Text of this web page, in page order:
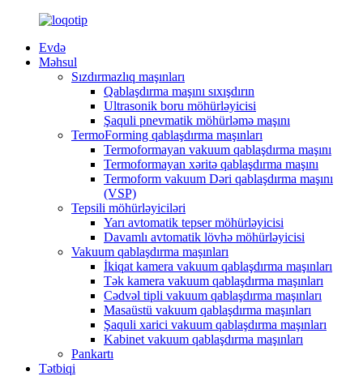
Evdə
Məhsul
Sızdırmazlıq maşınları
Qablaşdırma maşını sıxışdırın
Ultrasonik boru möhürləyicisi
Şaquli pnevmatik möhürləmə maşını
TermoForming qablaşdırma maşınları
Termoformayan vakuum qablaşdırma maşını
Termoformayan xəritə qablaşdırma maşını
Termoform vakuum Dəri qablaşdırma maşını
(VSP)
Tepsili möhürləyiciləri
Yarı avtomatik tepser möhürləyicisi
Davamlı avtomatik lövhə möhürləyicisi
Vakuum qablaşdırma maşınları
İkiqat kamera vakuum qablaşdırma maşınları
Tək kamera vakuum qablaşdırma maşınları
Cədvəl tipli vakuum qablaşdırma maşınları
Masaüstü vakuum qablaşdırma maşınları
Şaquli xarici vakuum qablaşdırma maşınları
Kabinet vakuum qablaşdırma maşınları
Pankartı
Tətbiqi